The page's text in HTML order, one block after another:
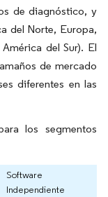
de diagnóstico, y
del Norte, Europa,
del Sur). El
de mercado
diferentes en las
los segmentos
Software
Independiente